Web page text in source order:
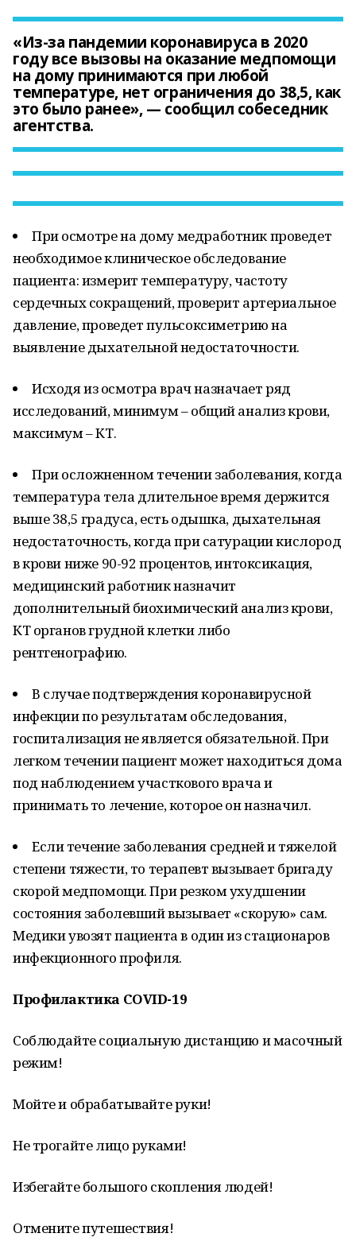
«Из-за пандемии коронавируса в 2020
году все вызовы на оказание медпомощи
на дому принимаются при любой
температуре, нет ограничения до 38,5, как
это было ранее», — сообщил собеседник
агентства.
При осмотре на дому медработник проведет
необходимое клиническое обследование
пациента: измерит температуру, частоту
сердечных сокращений, проверит артериальное
давление, проведет пульсоксиметрию на
выявление дыхательной недостаточности.
Исходя из осмотра врач назначает ряд
исследований, минимум – общий анализ крови,
максимум – КТ.
При осложненном течении заболевания, когда
температура тела длительное время держится
выше 38,5 градуса, есть одышка, дыхательная
недостаточность, когда при сатурации кислород
в крови ниже 90-92 процентов, интоксикация,
медицинский работник назначит
дополнительный биохимический анализ крови,
КТ органов грудной клетки либо
рентгенографию.
В случае подтверждения коронавирусной
инфекции по результатам обследования,
госпитализация не является обязательной. При
легком течении пациент может находиться дома
под наблюдением участкового врача и
принимать то лечение, которое он назначил.
Если течение заболевания средней и тяжелой
степени тяжести, то терапевт вызывает бригаду
скорой медпомощи. При резком ухудшении
состояния заболевший вызывает «скорую» сам.
Медики увозят пациента в один из стационаров
инфекционного профиля.
Профилактика COVID-19
Соблюдайте социальную дистанцию и масочный
режим!
Мойте и обрабатывайте руки!
Не трогайте лицо руками!
Избегайте большого скопления людей!
Отмените путешествия!